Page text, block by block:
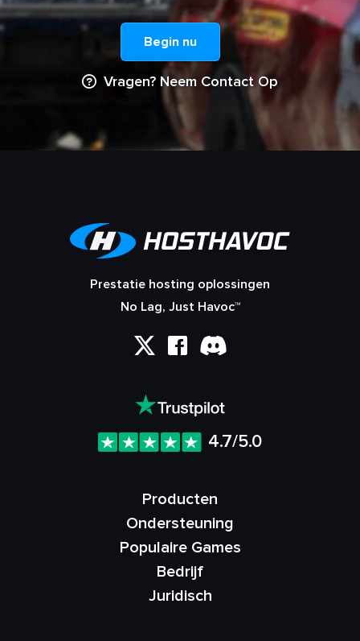
Begin nu
Vragen? Neem Contact Op
Prestatie hosting oplossingen
No Lag, Just Havoc™
4.7/5.0
Producten
Ondersteuning
Populaire Games
Bedrijf
Juridisch